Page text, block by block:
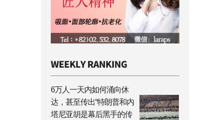
6万人一天内如何涌向休
达，甚至传出“特朗普和内
塔尼亚胡是幕后黑手的传